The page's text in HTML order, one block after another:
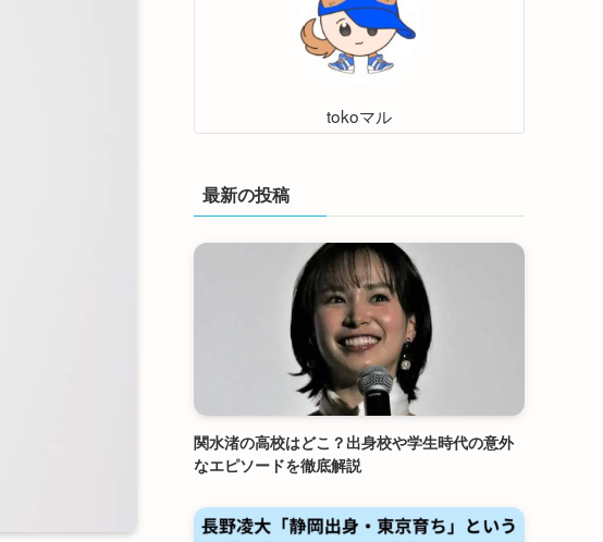
tokoマル
最新の投稿
関水渚の高校はどこ？出身校や学生時代の意外
なエピソードを徹底解説